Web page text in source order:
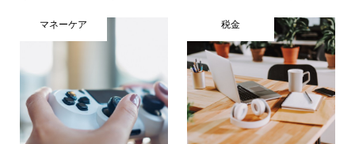
マネーケア 税金